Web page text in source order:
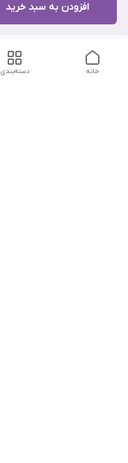
افزودن به سبد خرید
دسته‌بندی خانه